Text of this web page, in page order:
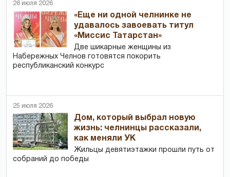
26 июля 2026
«Еще ни одной челнинке не
удавалось завоевать титул
«Миссис Татарстан»
Две шикарные женщины из
Набережных Челнов готовятся покорить
республиканский конкурс
25 июля 2026
Дом, который выбрал новую
жизнь: челнинцы рассказали,
как меняли УК
Жильцы девятиэтажки прошли путь от
собраний до победы